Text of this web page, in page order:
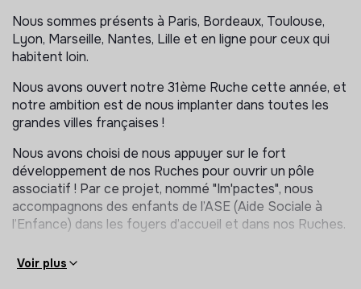
Nous sommes présents à Paris, Bordeaux, Toulouse,
Lyon, Marseille, Nantes, Lille et en ligne pour ceux qui
habitent loin.
Nous avons ouvert notre 31ème Ruche cette année, et
notre ambition est de nous implanter dans toutes les
grandes villes françaises !
Nous avons choisi de nous appuyer sur le fort
développement de nos Ruches pour ouvrir un pôle
associatif ! Par ce projet, nommé "Im'pactes", nous
accompagnons des enfants de l’ASE (Aide Sociale à
l’Enfance) dans les foyers d’accueil et dans nos Ruches.
🚀 Tu veux rejoindre cette
entrepreneuriale ?
Voir plus